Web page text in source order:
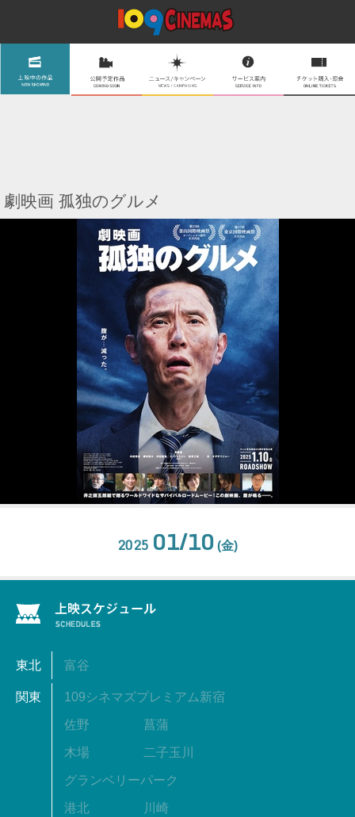
劇映画 孤独のグルメ
2025 01/10 (金)
東北 富谷
関東 109シネマズプレミアム新宿
佐野 菖蒲
木場 二子玉川
グランベリーパーク
港北 川崎